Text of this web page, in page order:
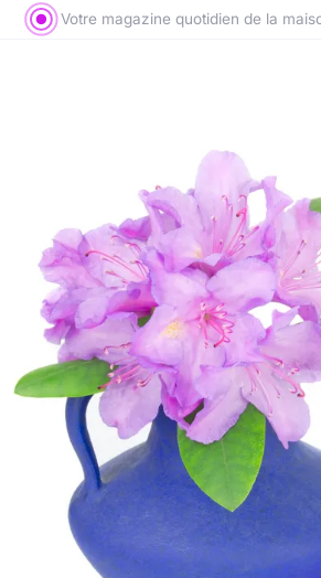
Votre magazine quotidien de la